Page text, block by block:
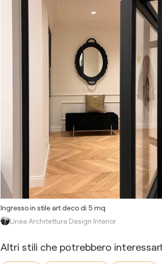
Ingresso in stile art deco di 5 mq
Linea Architettura Design Interior
Altri stili che potrebbero